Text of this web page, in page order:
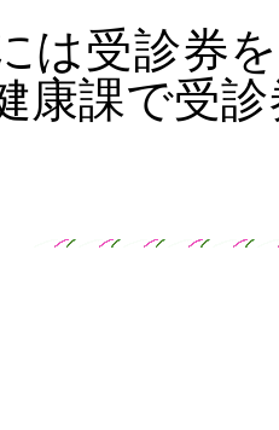
受診券を
康課で受